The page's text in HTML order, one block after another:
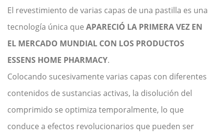
El revestimiento de varias capas de una pastilla es una
tecnología única que APARECIÓ LA PRIMERA VEZ EN
EL MERCADO MUNDIAL CON LOS PRODUCTOS
ESSENS HOME PHARMACY.
Colocando sucesivamente varias capas con diferentes
contenidos de sustancias activas, la disolución del
comprimido se optimiza temporalmente, lo que
conduce a efectos revolucionarios que pueden ser